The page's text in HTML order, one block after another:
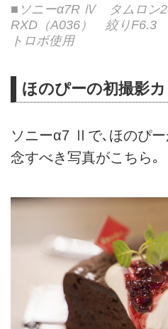
■ソニーα7R Ⅳ タムロン
RXD（A036） 絞り
トロボ使用
ほのぴーの初撮影カ
ソニーα7 Ⅱで､ほのぴ
念すべき写真がこちら｡